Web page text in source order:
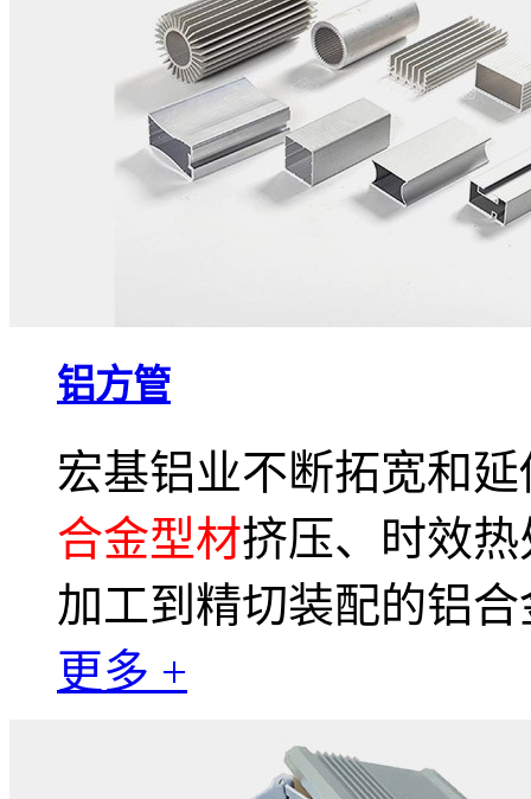
铝方管
宏基铝业不断拓宽和
合金型材挤压、时效
加工到精切装配的铝
更多 +